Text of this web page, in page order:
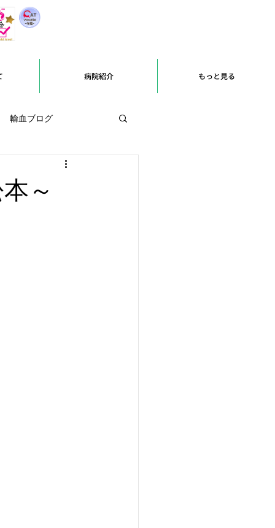
病院紹介 もっと見る
輸血ブログ
～